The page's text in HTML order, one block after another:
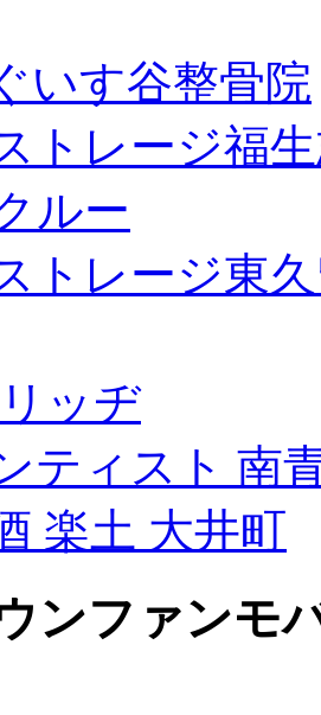
いす谷整骨院
トレージ福
ルー
トレージ東
ッヂ
ティスト 南
楽土 大井町
ンファンモ